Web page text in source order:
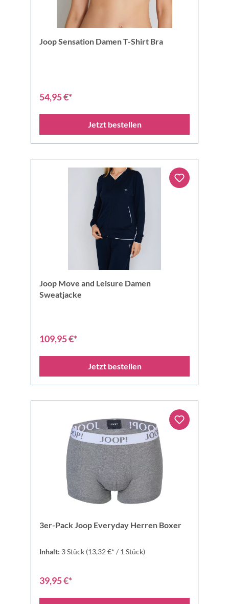
Joop Sensation Damen T-Shirt Bra
54,95 €*
Jetzt bestellen
Joop Move and Leisure Damen
Sweatjacke
109,95 €*
Jetzt bestellen
3er-Pack Joop Everyday Herren Boxer
Inhalt: 3 Stück (13,32 €* / 1 Stück)
39,95 €*